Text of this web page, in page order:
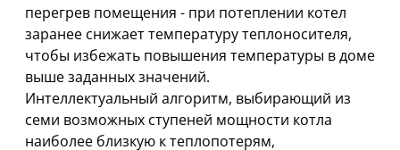
перегрев помещения - при потеплении котел
заранее снижает температуру теплоносителя,
чтобы избежать повышения температуры в доме
выше заданных значений.
Интеллектуальный алгоритм, выбирающий из
семи возможных ступеней мощности котла
наиболее близкую к теплопотерям,